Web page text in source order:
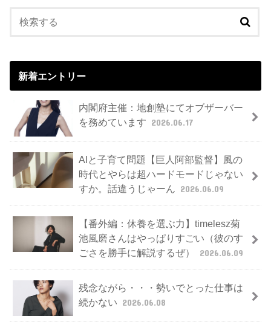
新着エントリー
内閣府主催：地創塾にてオブザーバー
を務めています 2026.06.17
AIと子育て問題【巨人阿部監督】風の
時代とやらは超ハードモードじゃない
すか。話違うじゃーん 2026.06.09
【番外編：休養を選ぶ力】timelesz菊
池風磨さんはやっぱりすごい（彼のす
ごさを勝手に解説するぜ）
2026.06.09
残念ながら・・・勢いでとった仕事は
続かない 2026.06.08